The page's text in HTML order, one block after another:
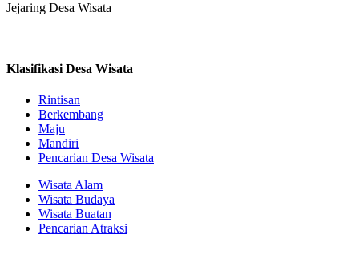
Jejaring Desa Wisata
Klasifikasi Desa Wisata
Rintisan
Berkembang
Maju
Mandiri
Pencarian Desa Wisata
Wisata Alam
Wisata Budaya
Wisata Buatan
Pencarian Atraksi